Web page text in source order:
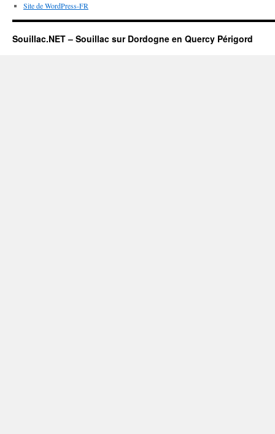
Site de WordPress-FR
Souillac.NET – Souillac sur Dordogne en Quercy Périgord